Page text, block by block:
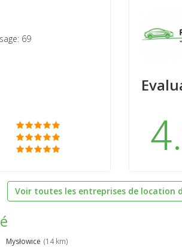
69
Voir toutes les entreprises de location
Mysłowice (14 km)